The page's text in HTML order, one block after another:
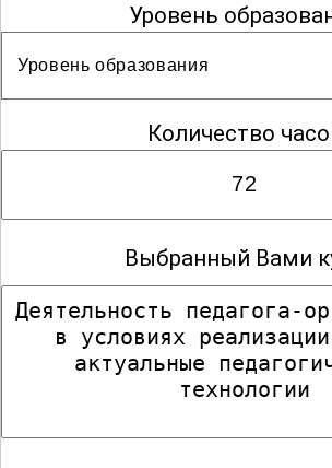
Уровень
Количество
Выбранный Вами